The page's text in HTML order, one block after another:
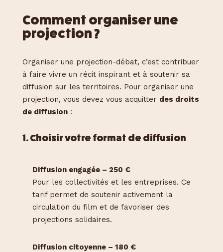
Comment organiser une
projection ?
Organiser une projection-débat, c’est contribuer
à faire vivre un récit inspirant et à soutenir sa
diffusion sur les territoires. Pour organiser une
projection, vous devez vous acquitter des droits
de diffusion:
1. Choisir votre format de diffusion
Diffusion engagée – 250 €
Pour les collectivités et les entreprises. Ce
tarif permet de soutenir activement la
circulation du film et de favoriser des
projections solidaires.
Diffusion citoyenne – 180 €